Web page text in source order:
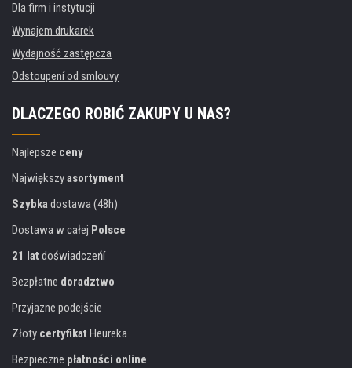
Dla firm i instytucji
Wynajem drukarek
Wydajność zastępcza
Odstoupení od smlouvy
DLACZEGO ROBIĆ ZAKUPY U NAS?
Najlepsze ceny
Największyasortyment
Szybkadostawa (48h)
Dostawa w całej Polsce
21 lat doświadczeńí
Bezpłatne doradztwo
Przyjazne podejście
Złoty certyfikat Heureka
Bezpieczne płatności online